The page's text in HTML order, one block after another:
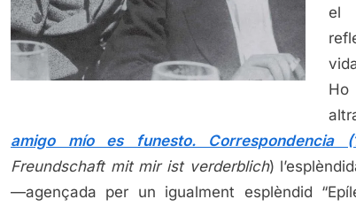
el
Ho
amigo mío es funesto. Correspondencia
Freundschaft mit mir ist verderblich)
—agençada per un igualment esplèndid